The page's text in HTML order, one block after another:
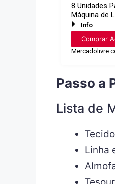
8 Unidades
Máquina de
Info
Comprar
Passo a
Lista de
Linha